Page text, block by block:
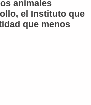
animales
el Instituto que
que menos